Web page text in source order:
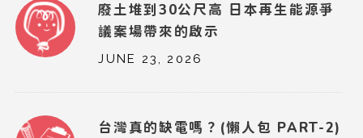
廢土堆到30公尺高 日本再生能源爭
議案場帶來的啟示
JUNE 23, 2026
台灣真的缺電嗎？(懶人包 PART-2)